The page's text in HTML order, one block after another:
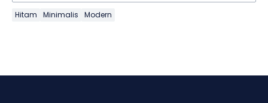
Hitam Minimalis Modern